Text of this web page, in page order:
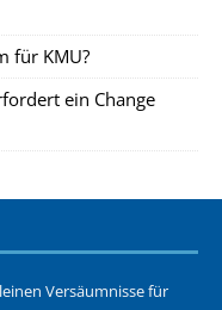
für KMU?
ein Change
Versäumnisse für